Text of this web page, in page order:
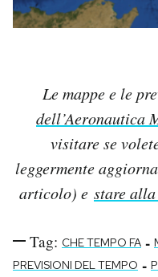
Le mappe e le
dell’Aeronautica
visitare se
leggermente
articolo) e stare
Tag: CHE TEMPO FA -
PREVISIONI DEL TEMPO -